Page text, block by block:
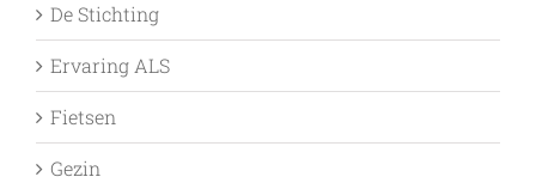
De Stichting
Ervaring ALS
Fietsen
Gezin